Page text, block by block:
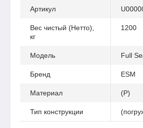
Артикул
Вес чистый (Нетто),
кг
1200
Модель Full
Бренд ESM
Материал (P)
Тип конструкции